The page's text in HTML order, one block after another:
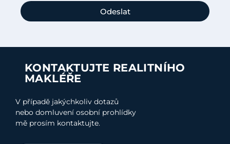
Odeslat
KONTAKTUJTE REALITNÍHO
MAKLÉŘE
V případě jakýchkoliv dotazů
nebo domluvení osobní prohlídky
mě prosím kontaktujte.